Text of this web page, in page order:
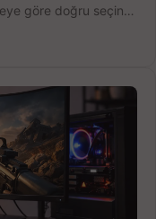
göre doğru seçin,